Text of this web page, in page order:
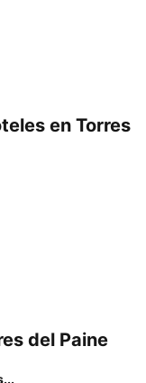
en Torres
del Paine